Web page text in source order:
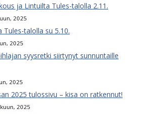
ja Lintuilta Tules-talolla 2.11.
2025
Tules-talolla su 5.10.
2025
syysretki siirtynyt sunnuntaille
2025
2025 tulossivu – kisa on ratkennut!
2025